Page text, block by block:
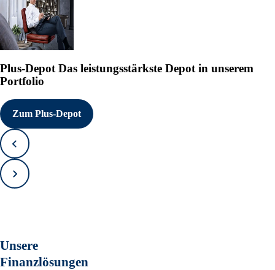
Plus-Depot Das leistungsstärkste Depot in unserem
Portfolio
Zum Plus-Depot
Zurück
Vorwärts
Unsere
Finanzlösungen